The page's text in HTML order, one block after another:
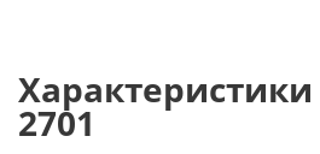
Характеристики
2701